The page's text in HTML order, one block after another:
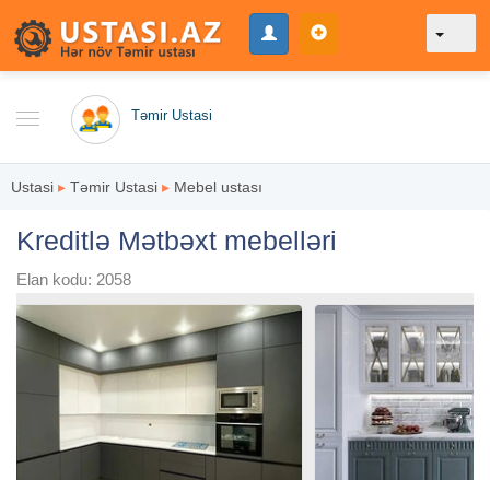
Təmir Ustasi
Ustasi ▸ Təmir Ustasi ▸ Mebel ustası
Kreditlə Mətbəxt mebelləri
Elan kodu: 2058